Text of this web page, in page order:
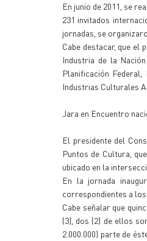
En junio de 2011, se
231 invitados
jornadas, se
Cabe destacar, que el
Industria de la
Planificación
Industrias Culturales
Jara en Encuentro
El presidente del
Puntos de Cultura,
ubicado en la
En la jornada
correspondientes a
Cabe señalar que
(3), dos (2) de ellos
2.000.000) parte de